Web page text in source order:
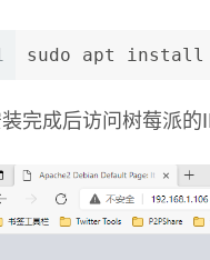
sudo apt install
完成后访问树莓派的